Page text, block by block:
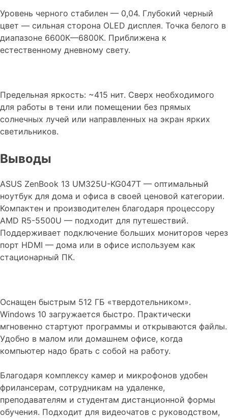
Уровень черного стабилен — 0,04. Глубокий черный
цвет — сильная сторона OLED дисплея. Точка белого в
диапазоне 6600К—6800К. Приближена к
естественному дневному свету.
Предельная яркость: ~415 нит. Сверх необходимого
для работы в тени или помещении без прямых
солнечных лучей или направленных на экран ярких
светильников.
Выводы
ASUS ZenBook 13 UM325U-KG047T — оптимальный
ноутбук для дома и офиса в своей ценовой категории.
Компактен и производителен благодаря процессору
AMD R5-5500U — подходит для путешествий.
Поддерживает подключение больших мониторов через
порт HDMI — дома или в офисе используем как
стационарный ПК.
Оснащен быстрым 512 ГБ «твердотельником».
Windows 10 загружается быстро. Практически
мгновенно стартуют программы и открываются файлы.
Удобно в малом или домашнем офисе, когда
компьютер надо брать с собой на работу.
Благодаря комплексу камер и микрофонов удобен
фрилансерам, сотрудникам на удаленке,
преподавателям и студентам дистанционной формы
обучения. Подходит для видеочатов с руководством,